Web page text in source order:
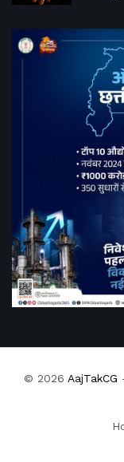
© 2026 AajTakCG